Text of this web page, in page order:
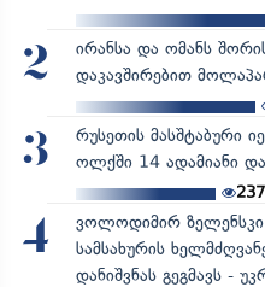
2
ირანსა და ომანს
დაკავშირებით
3
რუსეთის მასშტაბური
ოლქში 14 ადამიანი
4
ვოლოდიმირ ზელენსკი
სამსახურის
დანიშვნას გეგმავს -